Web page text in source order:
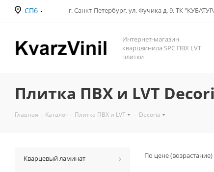
СПб
Интернет-магазин
кварцвинила SPC ПВХ LVT
плитки
Плитка ПВХ и LVT
Главная - Каталог - Плитка ПВХ и LVT - Decoria
По цене (возрастание)
Кварцевый ламинат